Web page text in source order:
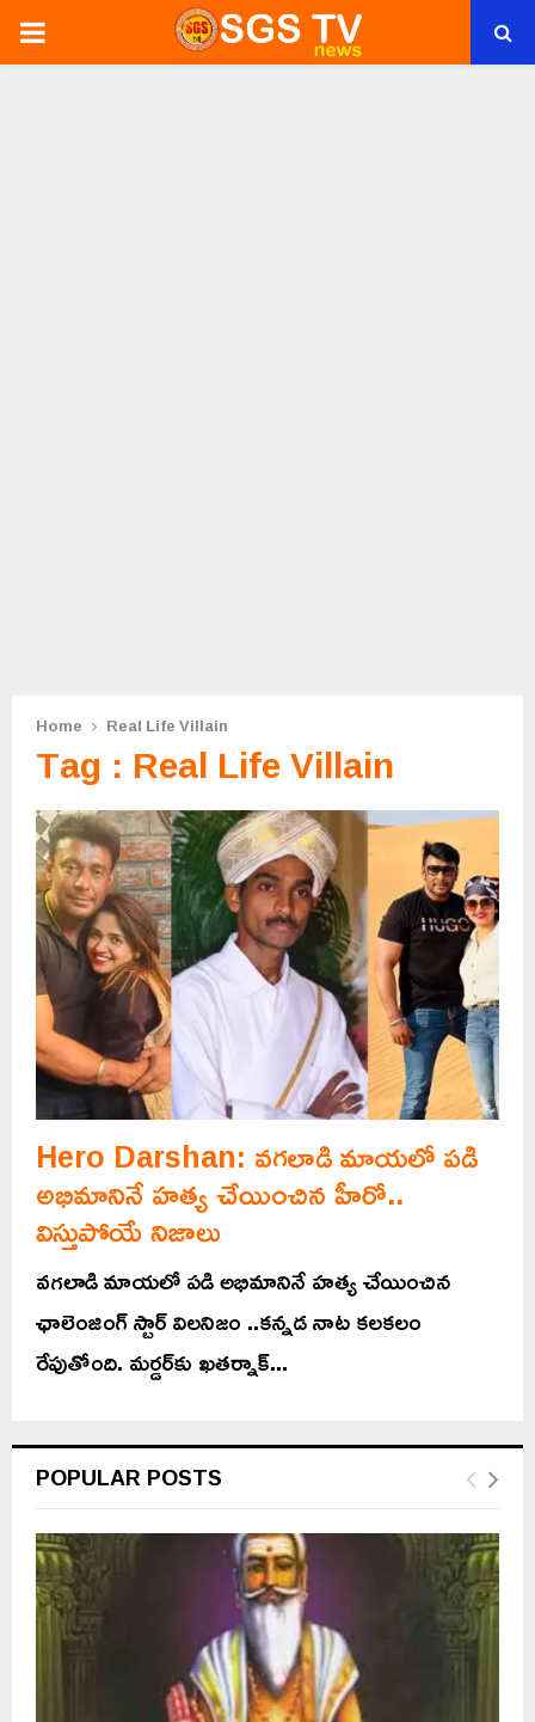
PRIMARY
Home Real Life Villain
Tag : Real Life Villain
Hero Darshan: వగలాడి మాయలో పడి
అభిమానినే హత్య చేయించిన హీరో..
విస్తుపోయే నిజాలు
వగలాడి మాయలో పడి అభిమానినే హత్య చేయించిన
ఛాలెంజింగ్‌ స్టార్‌ విలనిజం ..కన్నడ నాట కలకలం
రేపుతోంది. మర్డర్‌కు ఖతర్నాక్‌...
POPULAR POSTS